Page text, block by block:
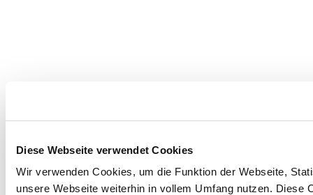
Diese Webseite verwendet Cookies
Wir verwenden Cookies, um die Funktion der Webseite,
unsere Webseite weiterhin in vollem Umfang nutzen.